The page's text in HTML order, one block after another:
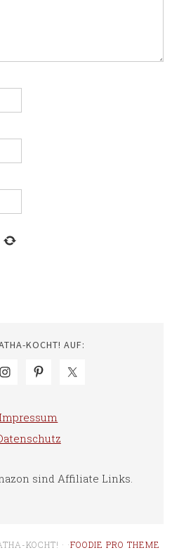
KOCHT! AUF:
Impressum
sind Affiliate Links.
KOCHT! · ·FOODIE PRO THEME